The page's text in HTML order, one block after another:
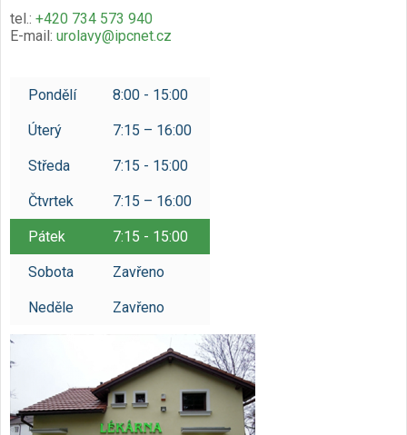
Muzeum
tel.: +420 734 573 940
E-mail: urolavy@ipcnet.cz
Pondělí 8:00 - 15:00
Úterý 7:15 – 16:00
Středa 7:15 - 15:00
Čtvrtek 7:15 – 16:00
Pátek 7:15 - 15:00
Sobota Zavřeno
Neděle Zavřeno